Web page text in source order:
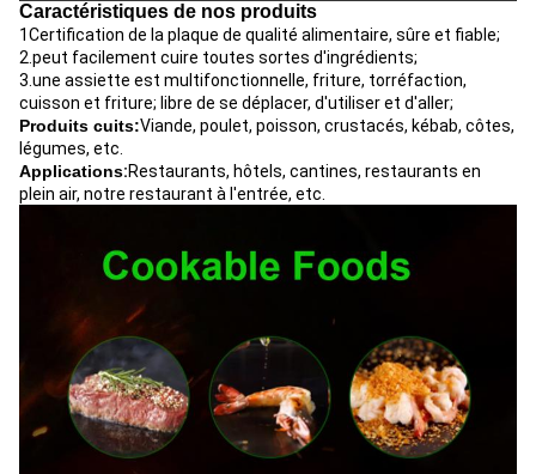
Caractéristiques de nos produits
1Certification de la plaque de qualité alimentaire, sûre et fiable;
2.peut facilement cuire toutes sortes d'ingrédients;
3.une assiette est multifonctionnelle, friture, torréfaction,
cuisson et friture; libre de se déplacer, d'utiliser et d'aller;
Produits cuits:Viande, poulet, poisson, crustacés, kébab, côtes,
légumes, etc.
Applications:Restaurants, hôtels, cantines, restaurants en
plein air, notre restaurant à l'entrée, etc.